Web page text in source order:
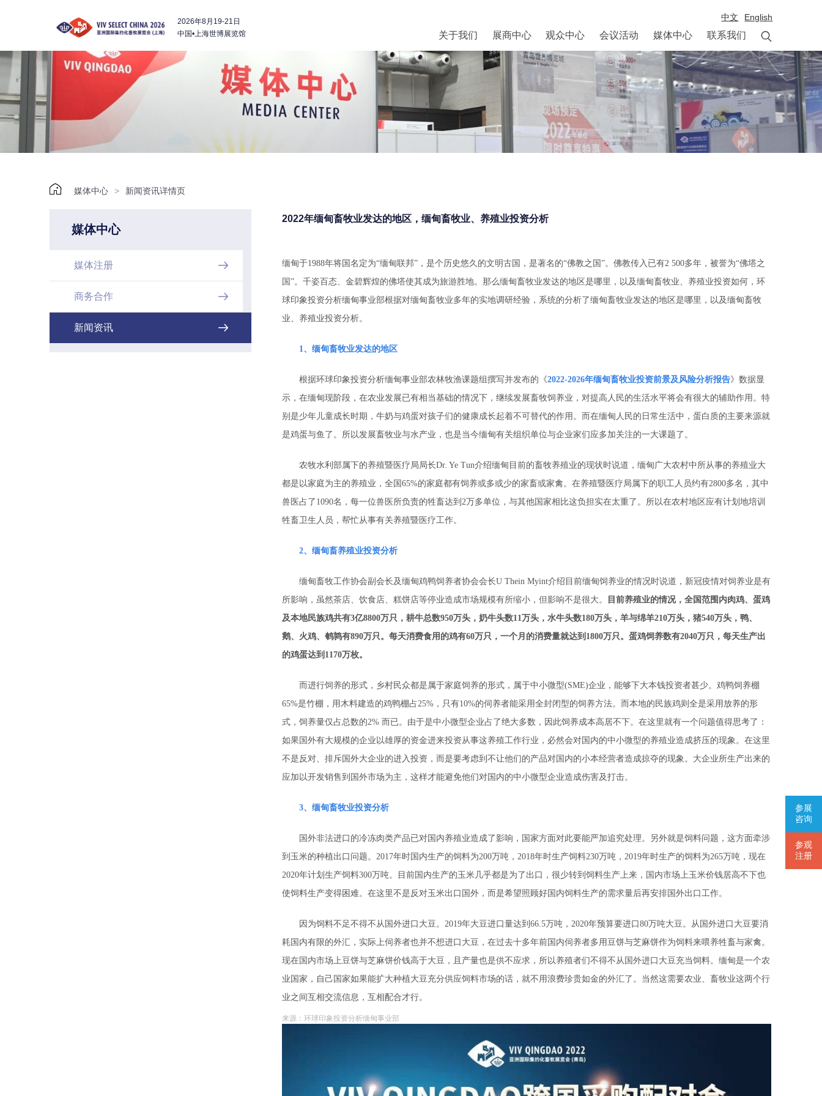
2026年8月19-21日
中国•上海世博展览馆
中文 English
关于我们 展商中心 观众中心 会议活动 媒体中心 联系我们 
参展
咨询
参观
注册
 媒体中心 > 新闻资讯详情页
媒体中心
媒体注册 
商务合作 
新闻资讯 
2022年缅甸畜牧业发达的地区，缅甸畜牧业、养殖业投资分析
缅甸于1988年将国名定为“缅甸联邦”，是个历史悠久的文明古国，是著名的“佛教之国”。佛教传入已有2 500多年，被誉为“佛塔之
国”。千姿百态、金碧辉煌的佛塔使其成为旅游胜地。那么缅甸畜牧业发达的地区是哪里，以及缅甸畜牧业、养殖业投资如何，环
球印象投资分析缅甸事业部根据对缅甸畜牧业多年的实地调研经验，系统的分析了缅甸畜牧业发达的地区是哪里，以及缅甸畜牧
业、养殖业投资分析。
1、缅甸畜牧业发达的地区
根据环球印象投资分析缅甸事业部农林牧渔课题组撰写并发布的《2022-2026年缅甸畜牧业投资前景及风险分析报告》数据显
示，在缅甸现阶段，在农业发展已有相当基础的情况下，继续发展畜牧饲养业，对提高人民的生活水平将会有很大的辅助作用。特
别是少年儿童成长时期，牛奶与鸡蛋对孩子们的健康成长起着不可替代的作用。而在缅甸人民的日常生活中，蛋白质的主要来源就
是鸡蛋与鱼了。所以发展畜牧业与水产业，也是当今缅甸有关组织单位与企业家们应多加关注的一大课题了。
农牧水利部属下的养殖暨医疗局局长Dr. Ye Tun介绍缅甸目前的畜牧养殖业的现状时说道，缅甸广大农村中所从事的养殖业大
都是以家庭为主的养殖业，全国65%的家庭都有饲养或多或少的家畜或家禽。在养殖暨医疗局属下的职工人员约有2800多名，其中
兽医占了1090名，每一位兽医所负责的牲畜达到2万多单位，与其他国家相比这负担实在太重了。所以在农村地区应有计划地培训
牲畜卫生人员，帮忙从事有关养殖暨医疗工作。
2、缅甸畜养殖业投资分析
缅甸畜牧工作协会副会长及缅甸鸡鸭饲养者协会会长U Thein Myint介绍目前缅甸饲养业的情况时说道，新冠疫情对饲养业是有
所影响，虽然茶店、饮食店、糕饼店等停业造成市场规模有所缩小，但影响不是很大。
目前养殖业的情况，全国范围内肉鸡、蛋鸡
及本地民族鸡共有3亿8800万只，耕牛总数950万头，奶牛头数11万头，水牛头数180万头，羊与绵羊210万头，猪540万头，鸭、
鹅、火鸡、鹌鹑有890万只。每天消费食用的鸡有60万只，一个月的消费量就达到1800万只。蛋鸡饲养数有2040万只，每天生产出
的鸡蛋达到1170万枚。
而进行饲养的形式，乡村民众都是属于家庭饲养的形式，属于中小微型(SME)企业，能够下大本钱投资者甚少。鸡鸭饲养棚
65%是竹棚，用木料建造的鸡鸭棚占25%，只有10%的伺养者能采用全封闭型的饲养方法。而本地的民族鸡则全是采用放养的形
式，饲养量仅占总数的2% 而已。由于是中小微型企业占了绝大多数，因此饲养成本高居不下。在这里就有一个问题值得思考了：
如果国外有大规模的企业以雄厚的资金进来投资从事这养殖工作行业，必然会对国内的中小微型的养殖业造成挤压的现象。在这里
不是反对、排斥国外大企业的进入投资，而是要考虑到不让他们的产品对国内的小本经营者造成掠夺的现象。大企业所生产出来的
应加以开发销售到国外市场为主，这样才能避免他们对国内的中小微型企业造成伤害及打击。
3、缅甸畜牧业投资分析
国外非法进口的冷冻肉类产品已对国内养殖业造成了影响，国家方面对此要能严加追究处理。另外就是饲料问题，这方面牵涉
到玉米的种植出口问题。2017年时国内生产的饲料为200万吨，2018年时生产饲料230万吨，2019年时生产的饲料为265万吨，现在
2020年计划生产饲料300万吨。目前国内生产的玉米几乎都是为了出口，很少转到饲料生产上来，国内市场上玉米价钱居高不下也
使饲料生产变得困难。在这里不是反对玉米出口国外，而是希望照顾好国内饲料生产的需求量后再安排国外出口工作。
因为饲料不足不得不从国外进口大豆。2019年大豆进口量达到66.5万吨，2020年预算要进口80万吨大豆。从国外进口大豆要消
耗国内有限的外汇，实际上伺养者也并不想进口大豆，在过去十多年前国内伺养者多用豆饼与芝麻饼作为饲料来喂养牲畜与家禽。
现在国内市场上豆饼与芝麻饼价钱高于大豆，且产量也是供不应求，所以养殖者们不得不从国外进口大豆充当饲料。缅甸是一个农
业国家，自己国家如果能扩大种植大豆充分供应饲料市场的话，就不用浪费珍贵如金的外汇了。当然这需要农业、畜牧业这两个行
业之间互相交流信息，互相配合才行。
来源：环球印象投资分析缅甸事业部